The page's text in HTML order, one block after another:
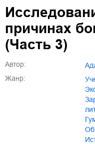
02.mp3
03.mp3
причинах
(Часть 3)
Автор:
Жанр:
зарубежная образовательная